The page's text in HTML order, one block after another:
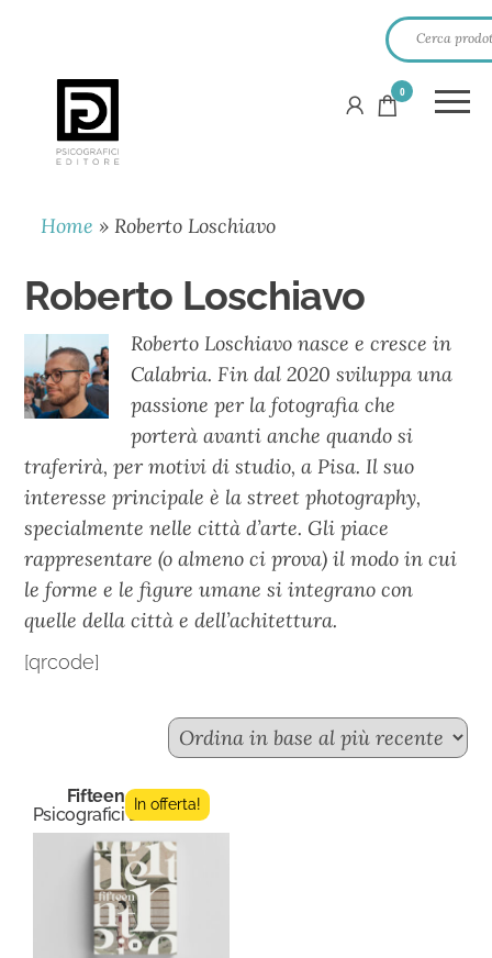
PSICOGRAFICI
EDITORE
0
Home »Roberto Loschiavo
Roberto Loschiavo
Roberto Loschiavo nasce e cresce in
Calabria. Fin dal 2020 sviluppa una
passione per la fotografia che
porterà avanti anche quando si
traferirà, per motivi di studio, a Pisa. Il suo
interesse principale è la street photography,
specialmente nelle città d’arte. Gli piace
rappresentare (o almeno ci prova) il modo in cui
le forme e le figure umane si integrano con
quelle della città e dell’achitettura.
[qrcode]
Fifteen n.4
Psicografici Editore
In offerta!